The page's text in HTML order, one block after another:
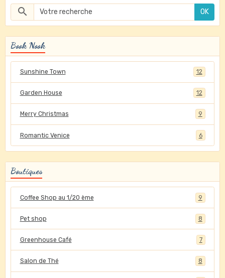
OK
Book Nook
Sunshine Town 12
Garden House 12
Merry Christmas 9
Romantic Venice 6
Boutiques
Coffee Shop au 1/20 ème 9
Pet shop 8
Greenhouse Café 7
Salon de Thé 8